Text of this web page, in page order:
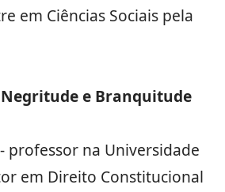
em Ciências Sociais pela
e Branquitude
professor na Universidade
em Direito Constitucional